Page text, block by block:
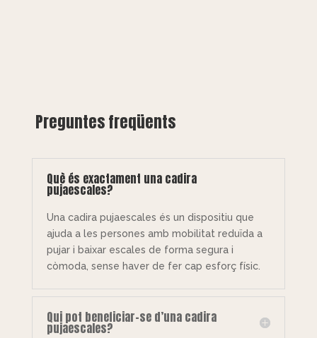
Preguntes freqüents
Què és exactament una cadira
pujaescales?
Una cadira pujaescales és un dispositiu que
ajuda a les persones amb mobilitat reduïda a
pujar i baixar escales de forma segura i
còmoda, sense haver de fer cap esforç físic.
Qui pot beneficiar-se d’una cadira
pujaescales?